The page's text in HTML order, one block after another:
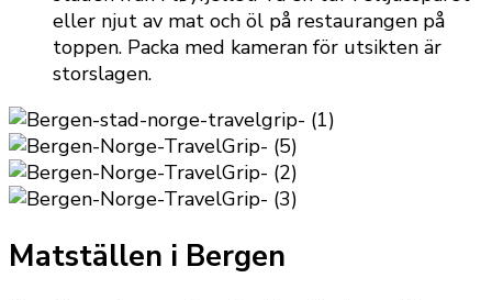
eller njut av mat och öl på restaurangen på
toppen. Packa med kameran för utsikten är
storslagen.
Matställen i Bergen